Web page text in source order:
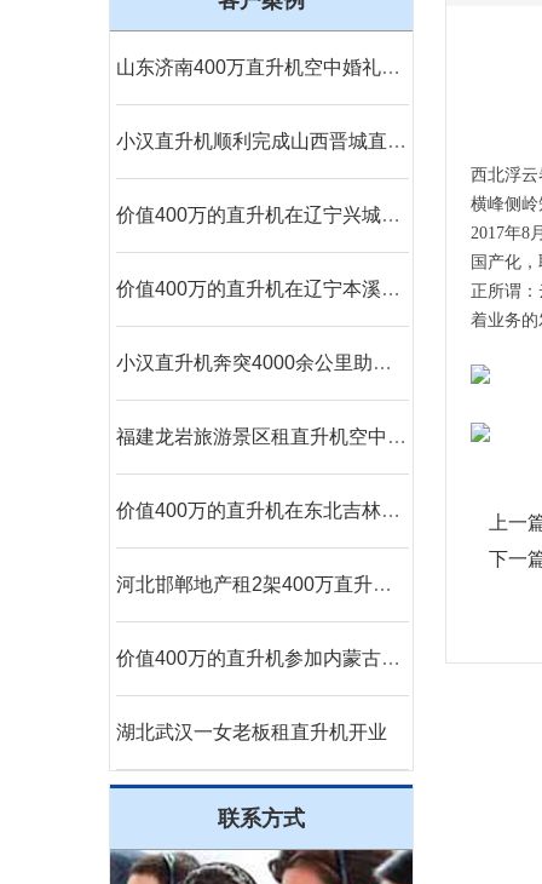
山东济南400万直升机空中婚礼本月新的一场即将开始
小汉直升机顺利完成山西晋城直升机航测
价值400万的直升机在辽宁兴城执行巡查任务
价值400万的直升机在辽宁本溪大雅河执行巡查任务
小汉直升机奔突4000余公里助力西藏汽车4S店开业
福建龙岩旅游景区租直升机空中游览
价值400万的直升机在东北吉林执行巡查任务
河北邯郸地产租2架400万直升机空中看房
价值400万的直升机参加内蒙古呼伦贝尔静展活动
湖北武汉一女老板租直升机开业
联系方式
西北浮
横峰侧
2017年8
国产化
正所谓
着业务
上一
下一